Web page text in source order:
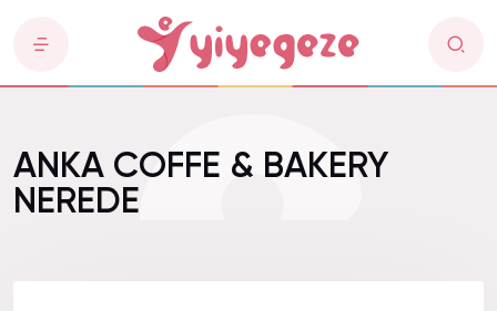
ANKA COFFE & BAKERY
NEREDE